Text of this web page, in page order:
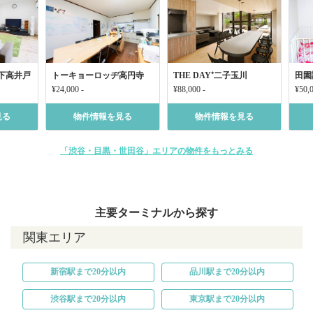
高井戸
る
トーキョーロッヂ高円寺
¥24,000 -
物件情報を見る
THE DAY⁺二子玉川
¥88,000 -
物件情報を見る
田
「渋谷・目黒・世田谷」エリアの物件をもっとみる
主要ターミナルから探す
関東エリア
新宿駅まで20分以内 品川駅まで20分以内
渋谷駅まで20分以内 東京駅まで20分以内